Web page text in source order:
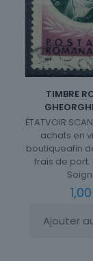
TIMBRE
ÉTATVOIR
achats en
boutiqueafin
frais de
1,00
Ajouter